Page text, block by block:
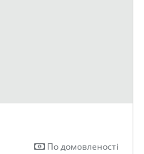
По домовленості